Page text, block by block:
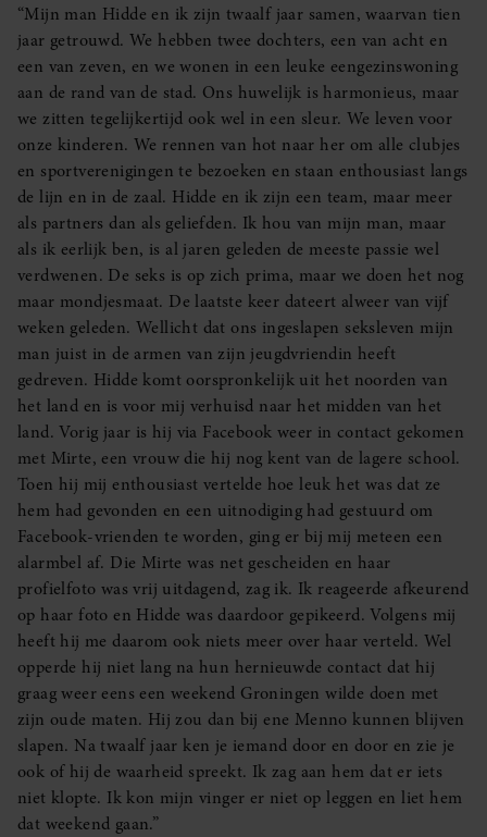
“Mijn man Hidde en ik zijn twaalf jaar samen, waarvan tien
jaar getrouwd. We hebben twee dochters, een van acht en
een van zeven, en we wonen in een leuke eengezinswoning
aan de rand van de stad. Ons huwelijk is harmonieus, maar
we zitten tegelijkertijd ook wel in een sleur. We leven voor
onze kinderen. We rennen van hot naar her om alle clubjes
en sportverenigingen te bezoeken en staan enthousiast langs
de lijn en in de zaal. Hidde en ik zijn een team, maar meer
als partners dan als geliefden. Ik hou van mijn man, maar
als ik eerlijk ben, is al jaren geleden de meeste passie wel
verdwenen. De seks is op zich prima, maar we doen het nog
maar mondjesmaat. De laatste keer dateert alweer van vijf
weken geleden. Wellicht dat ons ingeslapen seksleven mijn
man juist in de armen van zijn jeugdvriendin heeft
gedreven. Hidde komt oorspronkelijk uit het noorden van
het land en is voor mij verhuisd naar het midden van het
land. Vorig jaar is hij via Facebook weer in contact gekomen
met Mirte, een vrouw die hij nog kent van de lagere school.
Toen hij mij enthousiast vertelde hoe leuk het was dat ze
hem had gevonden en een uitnodiging had gestuurd om
Facebook-vrienden te worden, ging er bij mij meteen een
alarmbel af. Die Mirte was net gescheiden en haar
profielfoto was vrij uitdagend, zag ik. Ik reageerde afkeurend
op haar foto en Hidde was daardoor gepikeerd. Volgens mij
heeft hij me daarom ook niets meer over haar verteld. Wel
opperde hij niet lang na hun hernieuwde contact dat hij
graag weer eens een weekend Groningen wilde doen met
zijn oude maten. Hij zou dan bij ene Menno kunnen blijven
slapen. Na twaalf jaar ken je iemand door en door en zie je
ook of hij de waarheid spreekt. Ik zag aan hem dat er iets
niet klopte. Ik kon mijn vinger er niet op leggen en liet hem
dat weekend gaan.”